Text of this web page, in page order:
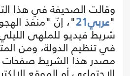
وقالت الصحيفة في هذا
"عربي21 "، إنّ "منفذ
شريط فيديو للملهى
في تنظيم الدولة، ومن
مصدر هذا الشريط صفحات